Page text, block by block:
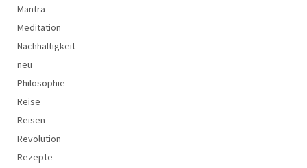
Mantra
Meditation
Nachhaltigkeit
neu
Philosophie
Reise
Reisen
Revolution
Rezepte